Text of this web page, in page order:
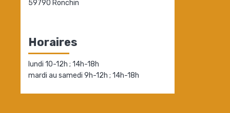
59790 Ronchin
Horaires
lundi 10-12h ; 14h-18h
mardi au samedi 9h-12h ; 14h-18h